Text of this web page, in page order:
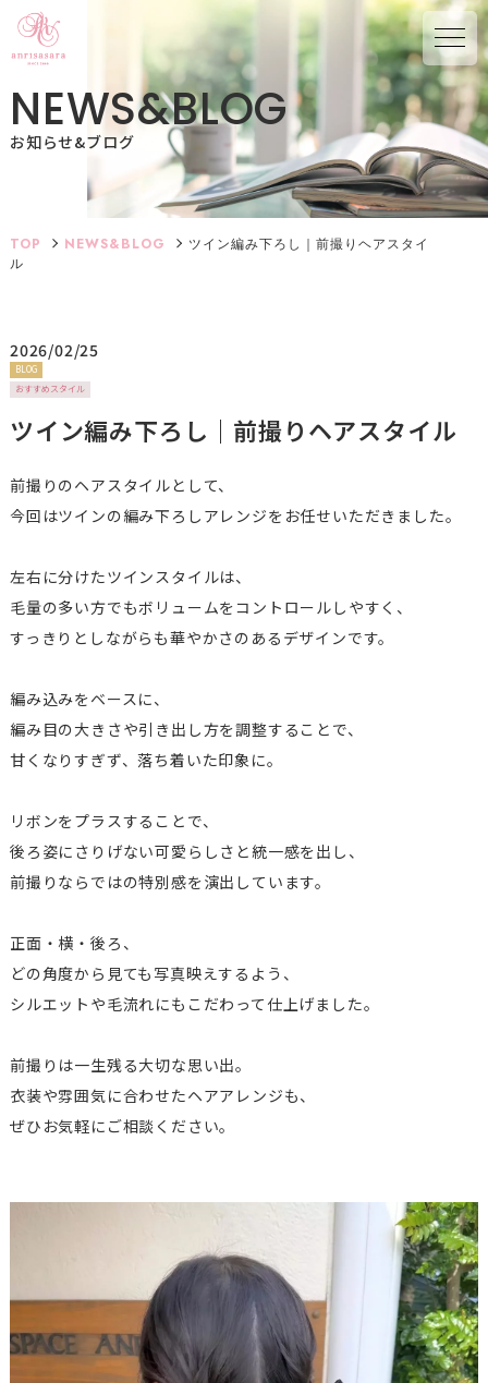
NEWS&BLOG
お知らせ&ブログ
TOP NEWS&BLOG
ツイン編み下ろし｜前撮りヘアスタイ
ル
2026/02/25
BLOG
おすすめスタイル
ツイン編み下ろし｜前撮りヘアスタイル
前撮りのヘアスタイルとして、
今回はツインの編み下ろしアレンジをお任せいただきました。
左右に分けたツインスタイルは、
毛量の多い方でもボリュームをコントロールしやすく、
すっきりとしながらも華やかさのあるデザインです。
編み込みをベースに、
編み目の大きさや引き出し方を調整することで、
甘くなりすぎず、落ち着いた印象に。
リボンをプラスすることで、
後ろ姿にさりげない可愛らしさと統一感を出し、
前撮りならではの特別感を演出しています。
正面・横・後ろ、
どの角度から見ても写真映えするよう、
シルエットや毛流れにもこだわって仕上げました。
前撮りは一生残る大切な思い出。
衣装や雰囲気に合わせたヘアアレンジも、
ぜひお気軽にご相談ください。